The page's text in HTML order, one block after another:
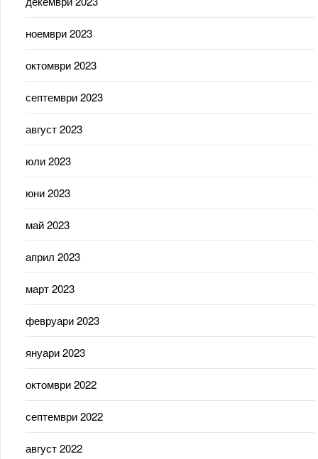
ноември 2023
октомври 2023
септември 2023
август 2023
юли 2023
юни 2023
май 2023
април 2023
март 2023
февруари 2023
януари 2023
октомври 2022
септември 2022
август 2022